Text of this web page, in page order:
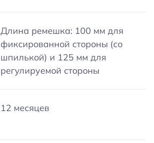
Длина ремешка: 100 мм для
фиксированной стороны (со
шпилькой) и 125 мм для
регулируемой стороны
12 месяцев